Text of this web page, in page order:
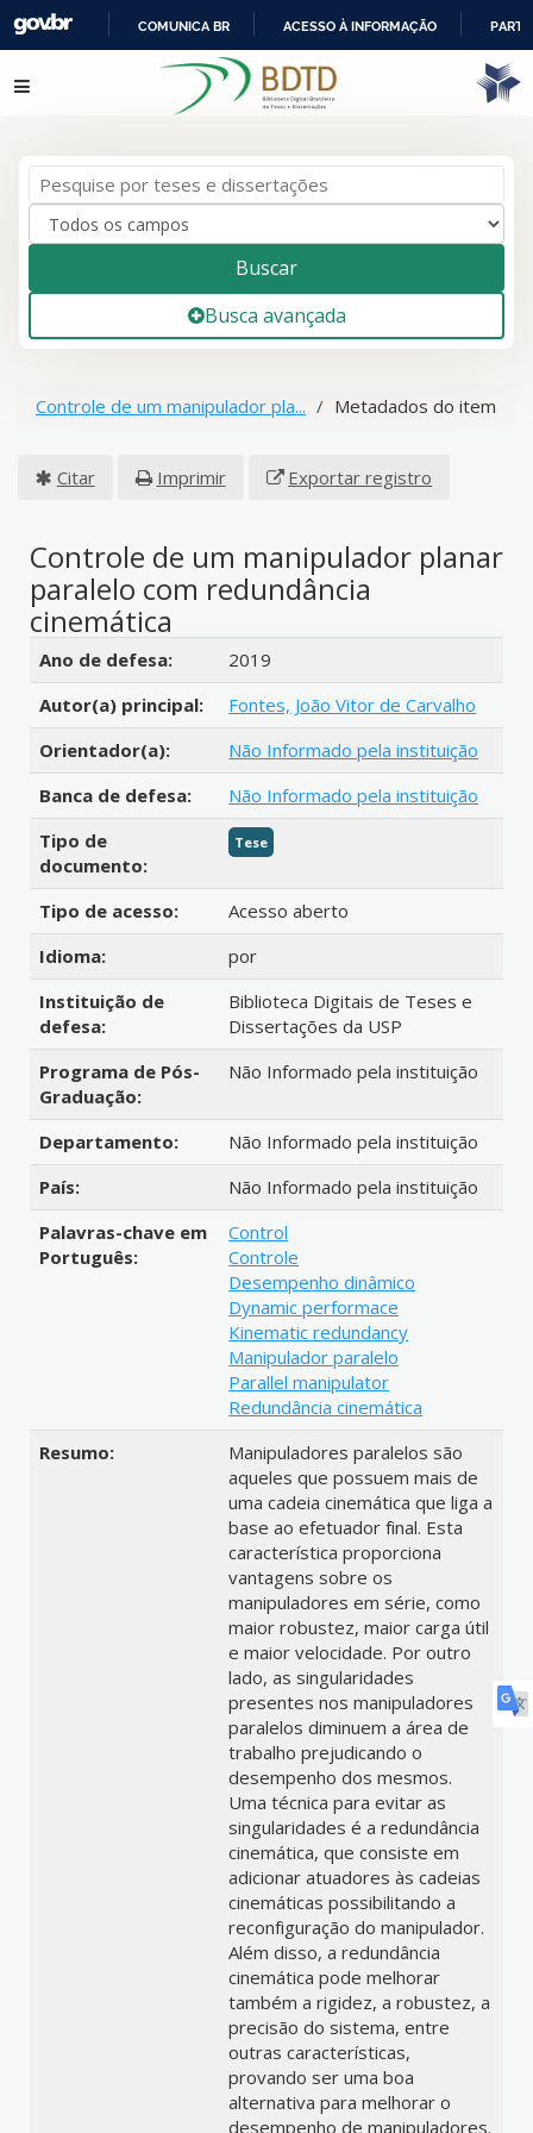
IR
PARA
COMUNICA BR ACESSO À INFORMAÇÃO
Pular para o conteúdo
Buscar
Busca avançada
Controle de um manipulador pla... Metadados do item
Citar Imprimir Exportar registro
Controle de um manipulador planar
paralelo com redundância
cinemática
Detalhes bibliográficos
Ano de defesa:
2019
Autor(a) principal:
Fontes, João Vitor de Carvalho
Orientador(a):
Não Informado pela instituição
Banca de defesa:
Não Informado pela instituição
Tipo de
documento:
Tese
Tipo de acesso:
Acesso aberto
Idioma:
por
Instituição de
defesa:
Biblioteca Digitais de Teses e
Dissertações da USP
Programa de Pós-
Graduação:
Não Informado pela instituição
Departamento:
Não Informado pela instituição
País:
Não Informado pela instituição
Palavras-chave em
Português:
Control
Controle
Desempenho dinâmico
Dynamic performace
Kinematic redundancy
Manipulador paralelo
Parallel manipulator
Redundância cinemática
Resumo:
Manipuladores paralelos são
aqueles que possuem mais de
uma cadeia cinemática que liga a
base ao efetuador final. Esta
característica proporciona
vantagens sobre os
manipuladores em série, como
maior robustez, maior carga útil
e maior velocidade. Por outro
lado, as singularidades
presentes nos manipuladores
paralelos diminuem a área de
trabalho prejudicando o
desempenho dos mesmos.
Uma técnica para evitar as
singularidades é a redundância
cinemática, que consiste em
adicionar atuadores às cadeias
cinemáticas possibilitando a
reconfiguração do manipulador.
Além disso, a redundância
cinemática pode melhorar
também a rigidez, a robustez, a
precisão do sistema, entre
outras características,
provando ser uma boa
alternativa para melhorar o
desempenho de manipuladores.